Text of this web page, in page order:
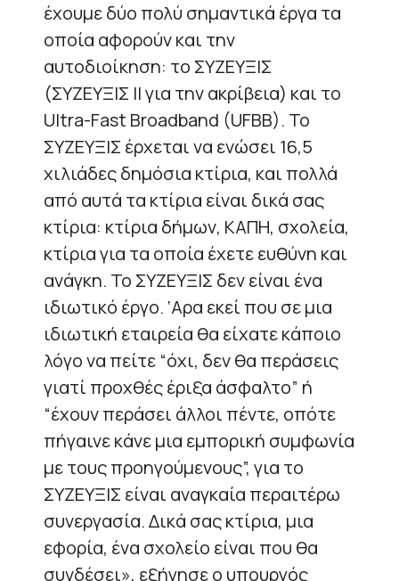
έχουμε δύο πολύ σημαντικά έργα τα
οποία αφορούν και την
αυτοδιοίκηση: το ΣΥΖΕΥΞΙΣ
(ΣΥΖΕΥΞΙΣ ΙΙ για την ακρίβεια) και το
Ultra-Fast Broadband (UFBB). Το
ΣΥΖΕΥΞΙΣ έρχεται να ενώσει 16,5
χιλιάδες δημόσια κτίρια, και πολλά
από αυτά τα κτίρια είναι δικά σας
κτίρια: κτίρια δήμων, ΚΑΠΗ, σχολεία,
κτίρια για τα οποία έχετε ευθύνη και
ανάγκη. Το ΣΥΖΕΥΞΙΣ δεν είναι ένα
ιδιωτικό έργο. ‘Αρα εκεί που σε μια
ιδιωτική εταιρεία θα είχατε κάποιο
λόγο να πείτε “όχι, δεν θα περάσεις
γιατί προχθές έριξα άσφαλτο” ή
“έχουν περάσει άλλοι πέντε, οπότε
πήγαινε κάνε μια εμπορική συμφωνία
με τους προηγούμενους”, για το
ΣΥΖΕΥΞΙΣ είναι αναγκαία περαιτέρω
συνεργασία. Δικά σας κτίρια, μια
εφορία, ένα σχολείο είναι που θα
συνδέσει», εξήγησε ο υπουργός